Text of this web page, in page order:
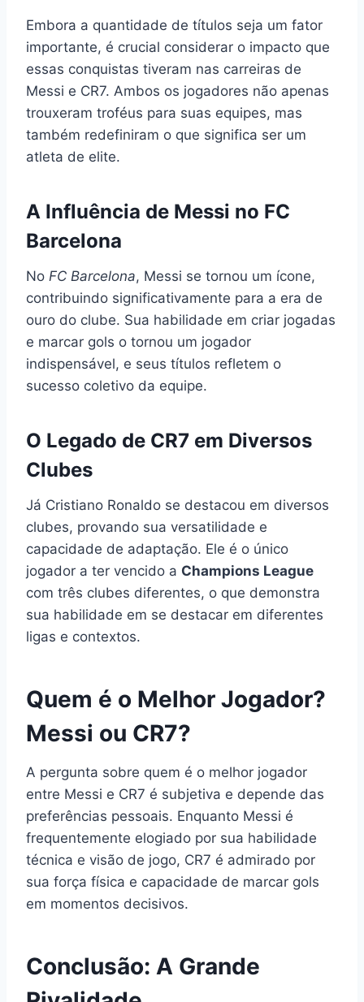
Embora a quantidade de títulos seja um fator
importante, é crucial considerar o impacto que
essas conquistas tiveram nas carreiras de
Messi e CR7. Ambos os jogadores não apenas
trouxeram troféus para suas equipes, mas
também redefiniram o que significa ser um
atleta de elite.
A Influência de Messi no FC
Barcelona
No FC Barcelona, Messi se tornou um ícone,
contribuindo significativamente para a era de
ouro do clube. Sua habilidade em criar jogadas
e marcar gols o tornou um jogador
indispensável, e seus títulos refletem o
sucesso coletivo da equipe.
O Legado de CR7 em Diversos
Clubes
Já Cristiano Ronaldo se destacou em diversos
clubes, provando sua versatilidade e
capacidade de adaptação. Ele é o único
jogador a ter vencido a Champions League
com três clubes diferentes, o que demonstra
sua habilidade em se destacar em diferentes
ligas e contextos.
Quem é o Melhor Jogador?
Messi ou CR7?
A pergunta sobre quem é o melhor jogador
entre Messi e CR7 é subjetiva e depende das
preferências pessoais. Enquanto Messi é
frequentemente elogiado por sua habilidade
técnica e visão de jogo, CR7 é admirado por
sua força física e capacidade de marcar gols
em momentos decisivos.
Conclusão: A Grande